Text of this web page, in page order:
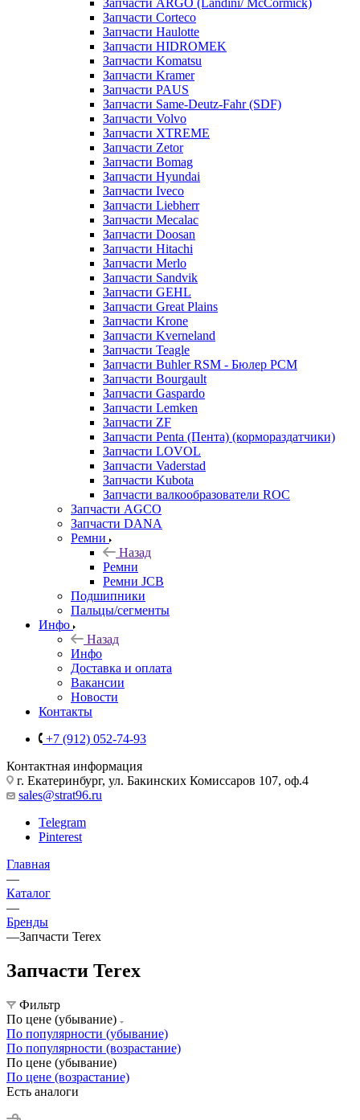
Запчасти ARGO (Landini/ McCormick)
Запчасти Corteco
Запчасти Haulotte
Запчасти HIDROMEK
Запчасти Komatsu
Запчасти Kramer
Запчасти PAUS
Запчасти Same-Deutz-Fahr (SDF)
Запчасти Volvo
Запчасти XTREME
Запчасти Zetor
Запчасти Bomag
Запчасти Hyundai
Запчасти Iveco
Запчасти Liebherr
Запчасти Mecalac
Запчасти Doosan
Запчасти Hitachi
Запчасти Merlo
Запчасти Sandvik
Запчасти GEHL
Запчасти Great Plains
Запчасти Krone
Запчасти Kverneland
Запчасти Teagle
Запчасти Buhler RSM - Бюлер РСМ
Запчасти Bourgault
Запчасти Gaspardo
Запчасти Lemken
Запчасти ZF
Запчасти Penta (Пента) (кормораздатчики)
Запчасти LOVOL
Запчасти Vaderstad
Запчасти Kubota
Запчасти валкообразователи ROC
Запчасти AGCO
Запчасти DANA
Ремни
Назад
Ремни
Ремни JCB
Подшипники
Пальцы/сегменты
Инфо
Назад
Инфо
Доставка и оплата
Вакансии
Новости
Контакты
+7 (912) 052-74-93
Контактная информация
г. Екатеринбург, ул. Бакинских Комиссаров 107, оф.4
sales@strat96.ru
Telegram
Pinterest
Главная
—
Каталог
—
Бренды
—Запчасти Terex
Запчасти Terex
Фильтр
По цене (убывание)
По популярности (убывание)
По популярности (возрастание)
По цене (убывание)
По цене (возрастание)
Есть аналоги